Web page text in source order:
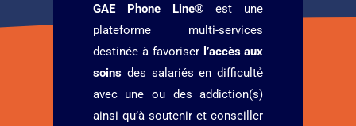
GAE Phone Line® est une
plateforme multi-services
destinée à favoriser l’accès aux
soinsdes salariés en difficulté́
avec une ou des addiction(s)
ainsi qu’à soutenir et conseiller